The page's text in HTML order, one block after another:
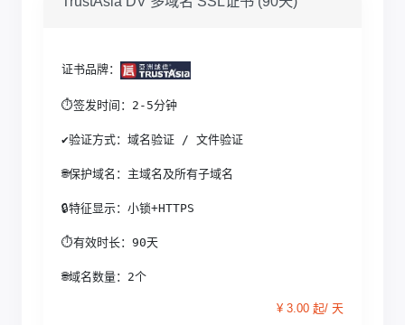
证书品牌：
⏱签发时间：2-5分钟
✔验证方式：域名验证 / 文件验证
🌐保护域名：主域名及所有子域名
🔒特征显示：小锁+HTTPS
⏱有效时长：90天
🌐域名数量：2个
¥ 3.00 起/ 天